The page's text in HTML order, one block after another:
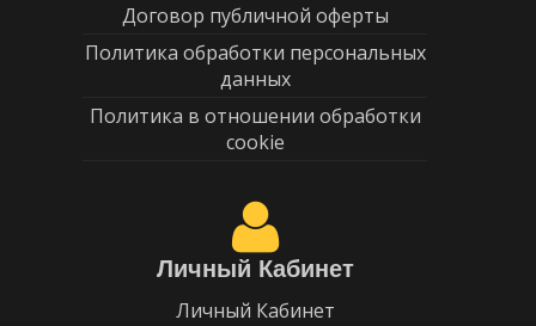
Договор публичной оферты
Политика обработки персональных
данных
Политика в отношении обработки
cookie
Личный Кабинет
Личный Кабинет